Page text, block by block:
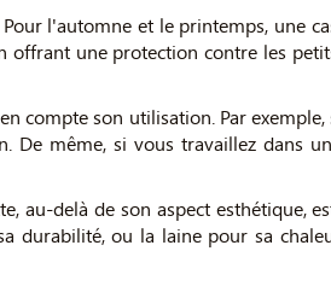
l'automne et le printemps, une
une protection contre les
compte son utilisation. Par
même, si vous travaillez dans
au-delà de son aspect esthétique,
durabilité, ou la laine pour sa